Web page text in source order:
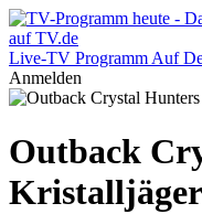
Live-TV Programm Auf
Anmelden
Outback
Kristalljäger